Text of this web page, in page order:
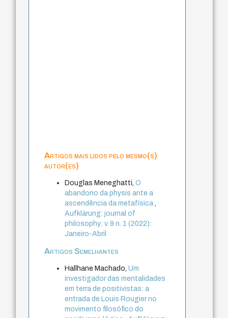
Artigos mais lidos pelo mesmo(s)
autor(es)
Douglas Meneghatti,O
abandono da physis ante a
ascendência da metafísica,
Aufklärung: journal of
philosophy: v. 9 n. 1 (2022):
Janeiro-Abril
Artigos Semelhantes
Hallhane Machado,Um
investigador das mentalidades
em terra de positivistas: a
entrada de Louis Rougier no
movimento filosófico do